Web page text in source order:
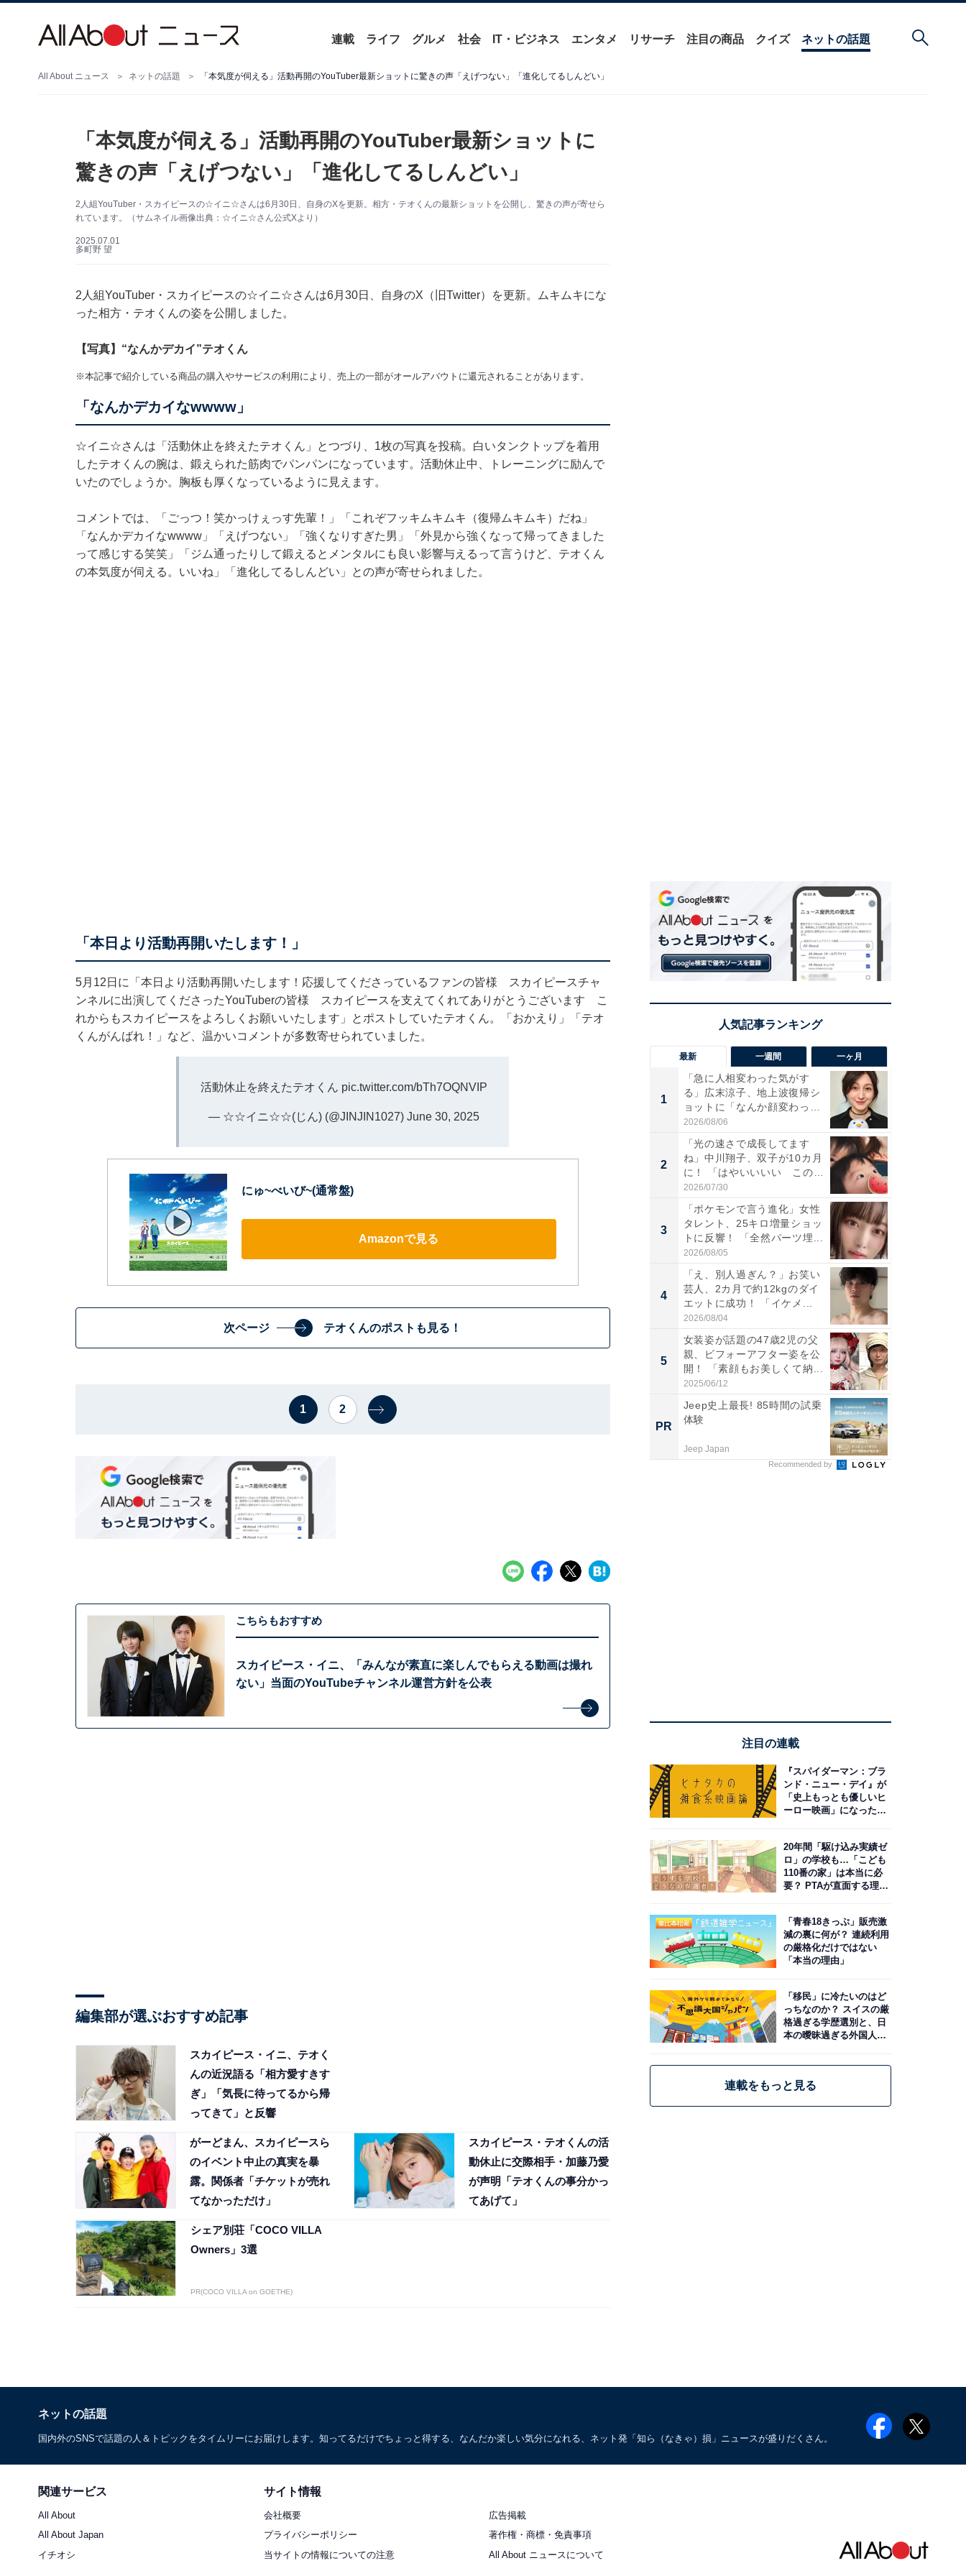
連載 ライフ グルメ 社会 IT・ビジネス エンタメ リサーチ 注目の商品 クイズ ネットの話題
All About ニュース ネットの話題 「本気度が伺える」活動再開のYouTuber最新ショットに驚きの声「えげつない」「進化してるしんどい」
「本気度が伺える」活動再開のYouTuber最新ショットに
驚きの声「えげつない」「進化してるしんどい」
2人組YouTuber・スカイピースの☆イニ☆さんは6月30日、自身のXを更新。相方・テオくんの最新ショットを公開し、驚きの声が寄せら
れています。（サムネイル画像出典：☆イニ☆さん公式Xより）
2025.07.01
多町野 望
2人組YouTuber・スカイピースの☆イニ☆さんは6月30日、自身のX（旧Twitter）を更新。ムキムキにな
った相方・テオくんの姿を公開しました。
【写真】“なんかデカイ”テオくん
※本記事で紹介している商品の購入やサービスの利用により、売上の一部がオールアバウトに還元されることがあります。
「なんかデカイなwwww」
☆イニ☆さんは「活動休止を終えたテオくん」とつづり、1枚の写真を投稿。白いタンクトップを着用
したテオくんの腕は、鍛えられた筋肉でパンパンになっています。活動休止中、トレーニングに励んで
いたのでしょうか。胸板も厚くなっているように見えます。
コメントでは、「ごっつ！笑かっけぇっす先輩！」「これぞフッキムキムキ（復帰ムキムキ）だね」
「なんかデカイなwwww」「えげつない」「強くなりすぎた男」「外見から強くなって帰ってきました
って感じする笑笑」「ジム通ったりして鍛えるとメンタルにも良い影響与えるって言うけど、テオくん
の本気度が伺える。いいね」「進化してるしんどい」との声が寄せられました。
「本日より活動再開いたします！」
5月12日に「本日より活動再開いたします！応援してくださっているファンの皆様 スカイピースチャ
ンネルに出演してくださったYouTuberの皆様 スカイピースを支えてくれてありがとうございます こ
れからもスカイピースをよろしくお願いいたします」とポストしていたテオくん。「おかえり」「テオ
くんがんばれ！」など、温かいコメントが多数寄せられていました。
活動休止を終えたテオくん pic.twitter.com/bTh7OQNVIP
— ☆☆イニ☆☆(じん) (@JINJIN1027) June 30, 2025
にゅ~べいび~(通常盤)
Amazonで見る
次ページ テオくんのポストも見る！
1 2
こちらもおすすめ
スカイピース・イニ、「みんなが素直に楽しんでもらえる動画は撮れ
ない」当面のYouTubeチャンネル運営方針を公表
編集部が選ぶおすすめ記事
スカイピース・イニ、テオく
んの近況語る「相方愛すきす
ぎ」「気長に待ってるから帰
ってきて」と反響
がーどまん、スカイピースら
のイベント中止の真実を暴
露。関係者「チケットが売れ
てなかっただけ」
スカイピース・テオくんの活
動休止に交際相手・加藤乃愛
が声明「テオくんの事分かっ
てあげて」
シェア別荘「COCO VILLA
Owners」3選
PR(COCO VILLA on GOETHE)
最新 一週間 一ヶ月
1
「急に人相変わった気がす
る」広末涼子、地上波復帰シ
ョットに「なんか顔変わっ
た」の...
2026/08/06
2
「光の速さで成長してます
ね」中川翔子、双子が10カ月
に！ 「はやいいいい この
前...
2026/07/30
3
「ポケモンで言う進化」女性
タレント、25キロ増量ショッ
トに反響！ 「全然パーツ埋...
2026/08/05
4
「え、別人過ぎん？」お笑い
芸人、2カ月で約12kgのダイ
エットに成功！ 「イケメ...
2026/08/04
5
女装姿が話題の47歳2児の父
親、ビフォーアフター姿を公
開！ 「素顔もお美しくて納...
2025/06/12
PR
Jeep史上最長! 85時間の試乗
体験
Jeep Japan
Recommended by
注目の連載
『スパイダーマン：ブラ
ンド・ニュー・デイ』が
「史上もっとも優しいヒ
ーロー映画」になった理
20年間「駆け込み実績ゼ
ロ」の学校も…「こども
110番の家」は本当に必
要？ PTAが直面する理想
「青春18きっぷ」販売激
減の裏に何が？ 連続利用
の厳格化だけではない
「本当の理由」
「移民」に冷たいのはど
っちなのか？ スイスの厳
格過ぎる学歴選別と、日
本の曖昧過ぎる外国人政
連載をもっと見る
ネットの話題
国内外のSNSで話題の人＆トピックをタイムリーにお届けします。知ってるだけでちょっと得する、なんだか楽しい気分になれる、ネット発「知ら（なきゃ）損」ニュースが盛りだくさん。
関連サービス
All About
All About Japan
イチオシ
サイト情報
会社概要
広告掲載
プライバシーポリシー
著作権・商標・免責事項
当サイトの情報についての注意
All About ニュースについて